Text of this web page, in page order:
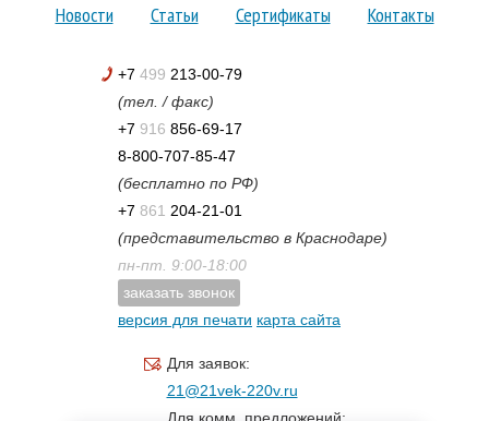
Новости
Статьи Сертификаты Контакты
+7 499 213-00-79
(тел. / факс)
+7 916 856-69-17
8-800-707-85-47
(бесплатно по РФ)
+7 861 204-21-01
(представительство в Краснодаре)
пн-пт. 9:00-18:00
заказать звонок
версия для печати карта сайта
Для заявок:
21@21vek-220v.ru
Для комм. предложений: